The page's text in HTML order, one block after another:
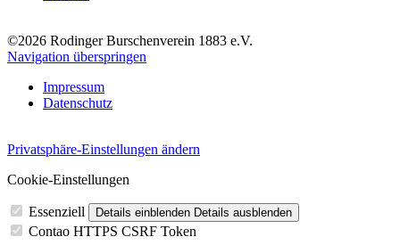
©2026 Rodinger Burschenverein 1883 e.V.
Navigation überspringen
Impressum
Datenschutz
Privatsphäre-Einstellungen ändern
Cookie-Einstellungen
Essenziell Details einblenden Details ausblenden
Contao HTTPS CSRF Token